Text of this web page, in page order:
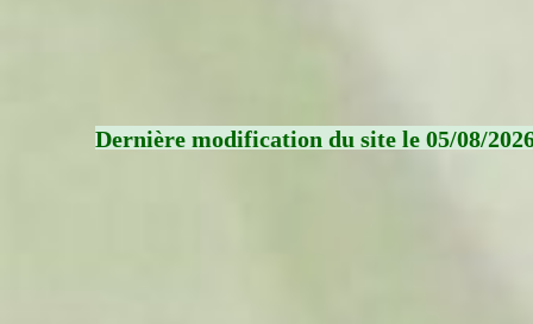
Dernière modification du site le 05/08/